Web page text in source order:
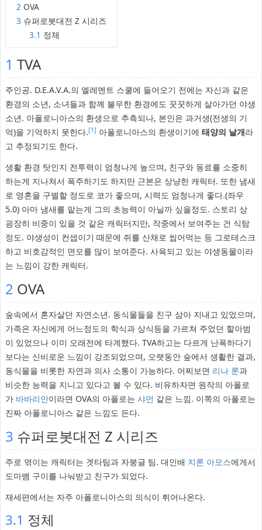
2 OVA
3 슈퍼로봇대전 Z 시리즈
3.1 정체
1 TVA
주인공. D.E.A.V.A.의 엘레멘트 스쿨에 들어오기 전에는 자신과 같은
환경의 소년, 소녀들과 함께 불우한 환경에도 꿋꿋하게 살아가던 야생
소년. 아폴로니아스의 환생으로 추측되나, 본인은 과거생(전생의 기
억)을 기억하지 못한다.[1] 아폴로니아스의 환생이기에 태양의 날개라
고 추정되기도 한다.
생활 환경 탓인지 전투력이 엄청나게 높으며, 친구와 동료를 소중히
하는게 지나쳐서 폭주하기도 하지만 근본은 상냥한 캐릭터. 또한 냄새
로 영혼을 구별할 정도로 코가 좋으며, 시력도 엄청나게 좋다.(좌우
5.0) 아마 냄새를 맡는게 그의 초능력이 아닐까 싶을정도. 스토리 상
굉장히 비중이 있을 것 같은 캐릭터지만, 작중에서 보여주는 건 식탐
정도. 야생성이 컨셉이기 때문에 쥐를 산채로 씹어먹는 등 그로테스크
하고 비호감적인 면모를 많이 보여준다. 사육되고 있는 야생동물이라
는 느낌이 강한 캐릭터.
2 OVA
숲속에서 혼자살던 자연소년. 동식물들을 친구 삼아 지내고 있었으며,
가족은 자신에게 어느정도의 학식과 상식등을 가르쳐 주었던 할아범
이 있었으나 이미 오래전에 타계했다. TVA하고는 다르게 난폭하다기
보다는 신비로운 느낌이 강조되었으며, 오랫동안 숲에서 생활한 결과,
동식물을 비롯한 자연과 의사 소통이 가능하다. 어찌보면 리나 룬과
비슷한 능력을 지니고 있다고 볼 수 있다. 비유하자면 원작의 아폴로
가 바바리안이라면 OVA의 아폴로는 샤먼 같은 느낌. 이쪽의 아폴로는
진짜 아폴로니아스 같은 느낌도 든다.
3 슈퍼로봇대전 Z 시리즈
주로 엮이는 캐릭터는 겟타팀과 자붕글 팀. 대인배 지론 아모스에게서
도마뱀 구이를 나눠받고 친구가 되었다.
재세편에서는 자주 아폴로니아스의 의식이 튀어나온다.
3.1 정체